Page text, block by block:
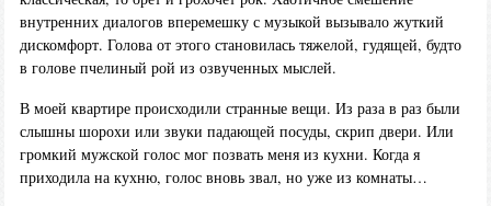
внутренних диалогов вперемешку с музыкой вызывало жуткий
дискомфорт. Голова от этого становилась тяжелой, гудящей, будто
в голове пчелиный рой из озвученных мыслей.
В моей квартире происходили странные вещи. Из раза в раз были
слышны шорохи или звуки падающей посуды, скрип двери. Или
громкий мужской голос мог позвать меня из кухни. Когда я
приходила на кухню, голос вновь звал, но уже из комнаты…